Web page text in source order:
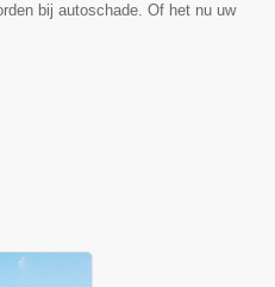
bij autoschade. Of het nu uw